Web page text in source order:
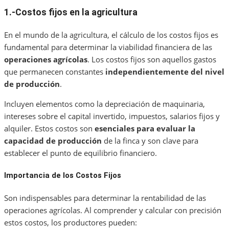
1.-Costos fijos en la agricultura
En el mundo de la agricultura, el cálculo de los costos fijos es
fundamental para determinar la viabilidad financiera de las
operaciones agrícolas. Los costos fijos son aquellos gastos
que permanecen constantes independientemente del nivel
de producción.
Incluyen elementos como la depreciación de maquinaria,
intereses sobre el capital invertido, impuestos, salarios fijos y
alquiler. Estos costos son esenciales para evaluar la
capacidad de producción de la finca y son clave para
establecer el punto de equilibrio financiero.
Importancia de los Costos Fijos
Son indispensables para determinar la rentabilidad de las
operaciones agrícolas. Al comprender y calcular con precisión
estos costos, los productores pueden: